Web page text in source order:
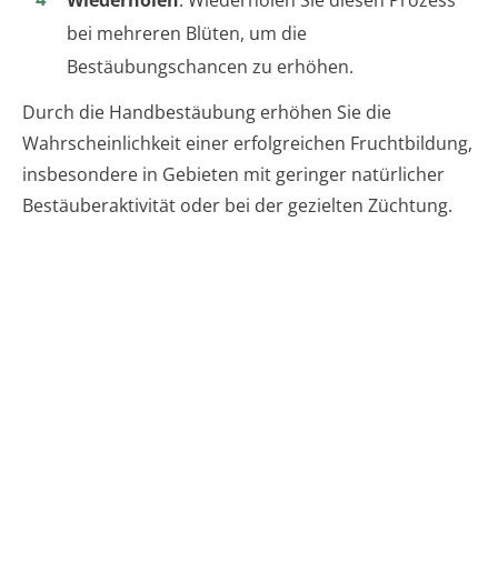
bei mehreren Blüten, um die
Bestäubungschancen zu erhöhen.
Durch die Handbestäubung erhöhen Sie die
Wahrscheinlichkeit einer erfolgreichen Fruchtbildung,
insbesondere in Gebieten mit geringer natürlicher
Bestäuberaktivität oder bei der gezielten Züchtung.